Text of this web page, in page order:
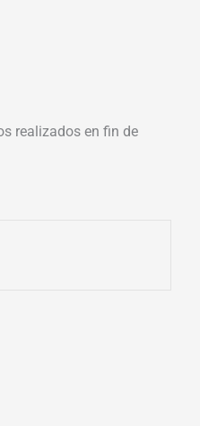
realizados en fin de